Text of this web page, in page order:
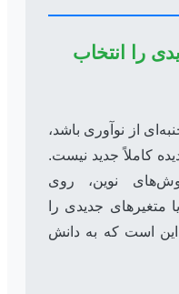
را انتخاب
از نوآوری باشد،
کاملاً جدید نیست.
نوین، روی
متغیرهای جدیدی را
است که به دانش